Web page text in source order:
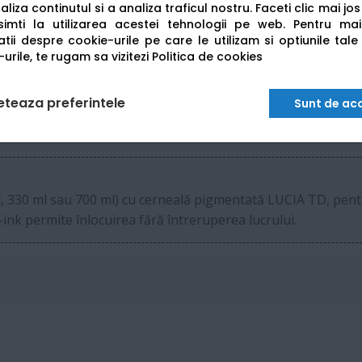
continutul si a analiza traficul nostru. Faceti clic mai
la utilizarea acestei tehnologii pe web. Pentru
despre cookie-urile pe care le utilizam si optiunile tale
te rugam sa vizitezi Politica de cookies
preferintele Sunt de
USB 2.0, USB Host, Ethernet Gigabit, Wi-Fi
330 ml sau 700 ml) cu cerneală pigmentată LUCIA TD,
permite înlocuirea fără întreruperea lucrului.